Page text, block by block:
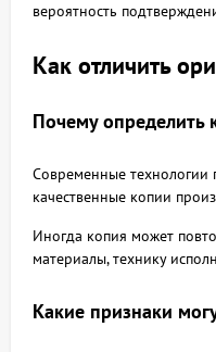
вероятность
Как отличить
Почему определить
Современные технологии
качественные копии
Иногда копия может
материалы, технику
Какие признаки